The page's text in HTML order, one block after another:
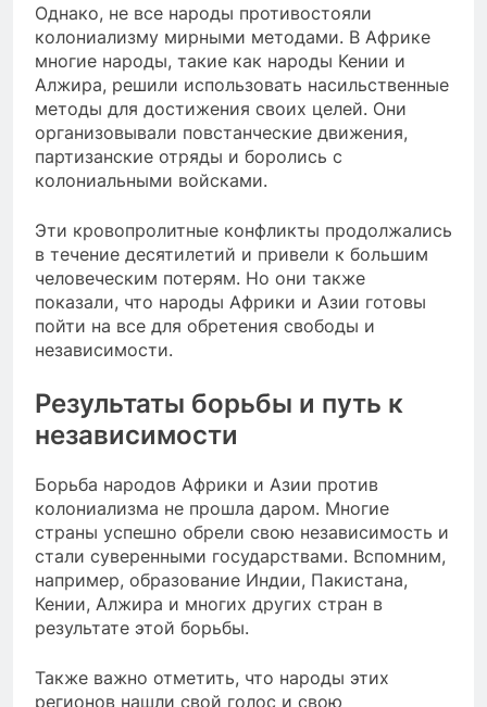
Однако, не все народы противостояли
колониализму мирными методами. В Африке
многие народы, такие как народы Кении и
Алжира, решили использовать насильственные
методы для достижения своих целей. Они
организовывали повстанческие движения,
партизанские отряды и боролись с
колониальными войсками.
Эти кровопролитные конфликты продолжались
в течение десятилетий и привели к большим
человеческим потерям. Но они также
показали, что народы Африки и Азии готовы
пойти на все для обретения свободы и
независимости.
Результаты борьбы и путь к
независимости
Борьба народов Африки и Азии против
колониализма не прошла даром. Многие
страны успешно обрели свою независимость и
стали суверенными государствами. Вспомним,
например, образование Индии, Пакистана,
Кении, Алжира и многих других стран в
результате этой борьбы.
Также важно отметить, что народы этих
регионов нашли свой голос и свою